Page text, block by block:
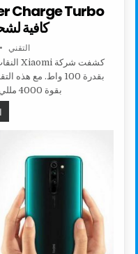
كافية
AUTHOR:
التقني
بقدرة 100 واط. مع
بقوة 4000 مللي أمبير خلال 17 دقيقة فقط.